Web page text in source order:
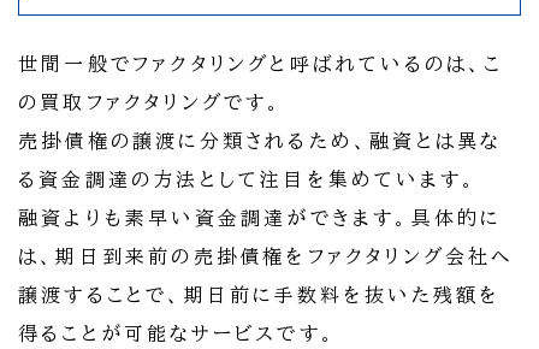
世間一般でファクタリングと呼ばれているのは、こ
の買取ファクタリングです。
売掛債権の譲渡に分類されるため、融資とは異な
る資金調達の方法として注目を集めています。
融資よりも素早い資金調達ができます。具体的に
は、期日到来前の売掛債権をファクタリング会社へ
譲渡することで、期日前に手数料を抜いた残額を
得ることが可能なサービスです。